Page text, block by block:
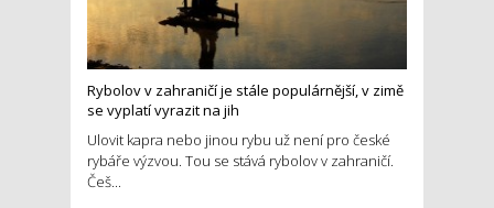
Rybolov v zahraničí je stále populárnější, v zimě
se vyplatí vyrazit na jih
Ulovit kapra nebo jinou rybu už není pro české
rybáře výzvou. Tou se stává rybolov v zahraničí.
Češ...